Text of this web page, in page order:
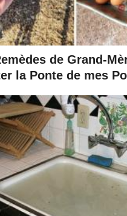
de Grand-
la Ponte de mes